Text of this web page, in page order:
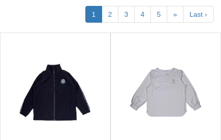
1 2 3 4 5 » Last ›